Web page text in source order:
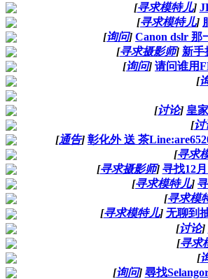
[寻求模特儿]
[寻求模特儿]
[询问] Canon dslr 那
[寻求摄影师] 新手
[询问] 请问谁用
[
[讨论] 皇
[讨
[通告] 彰化外 送 茶
[寻求
[寻求摄影师] 寻找12
[寻求模特儿]
[寻求模
[寻求模特儿] 无聊到
[讨论]
[寻求
[
[询问] 尋找